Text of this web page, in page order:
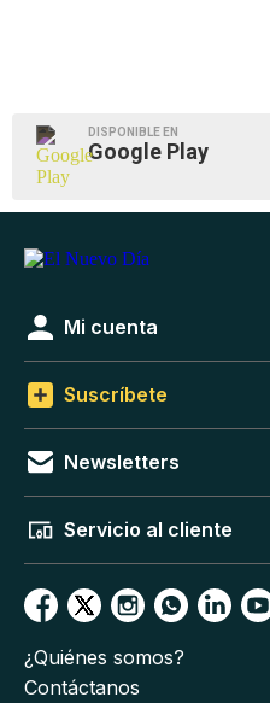
DISPONIBLE EN
Google Play
Mi cuenta
Suscríbete
Newsletters
Servicio al cliente
¿Quiénes somos?
Contáctanos